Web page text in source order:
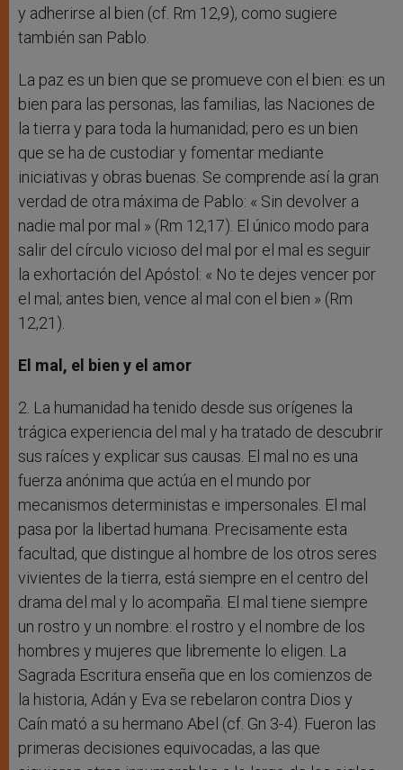
y adherirse al bien (cf. Rm 12,9), como sugiere
también san Pablo.
La paz es un bien que se promueve con el bien: es un
bien para las personas, las familias, las Naciones de
la tierra y para toda la humanidad; pero es un bien
que se ha de custodiar y fomentar mediante
iniciativas y obras buenas. Se comprende así la gran
verdad de otra máxima de Pablo: « Sin devolver a
nadie mal por mal » (Rm 12,17). El único modo para
salir del círculo vicioso del mal por el mal es seguir
la exhortación del Apóstol: « No te dejes vencer por
el mal; antes bien, vence al mal con el bien » (Rm
12,21).
El mal, el bien y el amor
2. La humanidad ha tenido desde sus orígenes la
trágica experiencia del mal y ha tratado de descubrir
sus raíces y explicar sus causas. El mal no es una
fuerza anónima que actúa en el mundo por
mecanismos deterministas e impersonales. El mal
pasa por la libertad humana. Precisamente esta
facultad, que distingue al hombre de los otros seres
vivientes de la tierra, está siempre en el centro del
drama del mal y lo acompaña. El mal tiene siempre
un rostro y un nombre: el rostro y el nombre de los
hombres y mujeres que libremente lo eligen. La
Sagrada Escritura enseña que en los comienzos de
la historia, Adán y Eva se rebelaron contra Dios y
Caín mató a su hermano Abel (cf. Gn 3-4). Fueron las
primeras decisiones equivocadas, a las que